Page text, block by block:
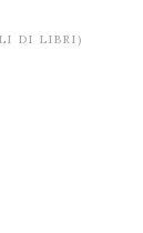
DI LIBRI)